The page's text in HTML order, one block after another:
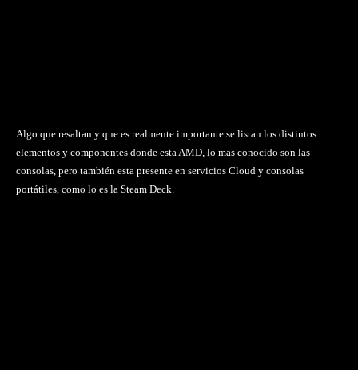
Algo que resaltan y que es realmente importante se listan los distintos
elementos y componentes donde esta AMD, lo mas conocido son las
consolas, pero también esta presente en servicios Cloud y consolas
portátiles, como lo es la Steam Deck.